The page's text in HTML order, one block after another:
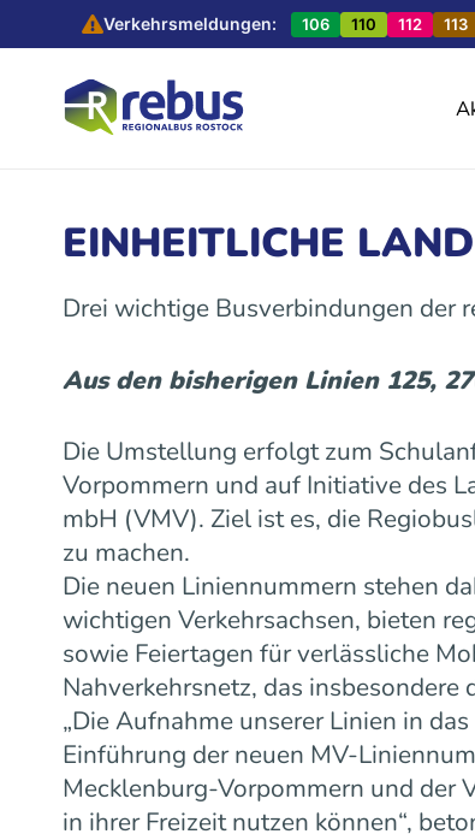
Verkehrsmeldungen: 106 110 112 113
EINHEITLICHE
Drei wichtige Busverbindungen der
Aus den bisherigen Linien 125,
Die Umstellung erfolgt zum
Vorpommern und auf Initiative des
mbH (VMV). Ziel ist es, die
zu machen.
Die neuen Liniennummern stehen
wichtigen Verkehrsachsen, bieten
sowie Feiertagen für verlässliche
Nahverkehrsnetz, das insbesondere
„Die Aufnahme unserer Linien in
Einführung der neuen MV-
Mecklenburg-Vorpommern und der
in ihrer Freizeit nutzen können“,